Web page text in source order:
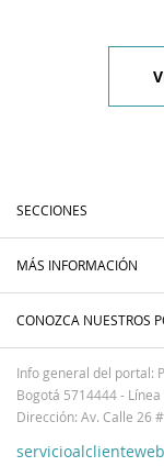
SECCIONES
MÁS INFORMACIÓN
CONOZCA NUESTROS
Info general del portal:
Bogotá 5714444 -
Dirección: Av. Calle 26